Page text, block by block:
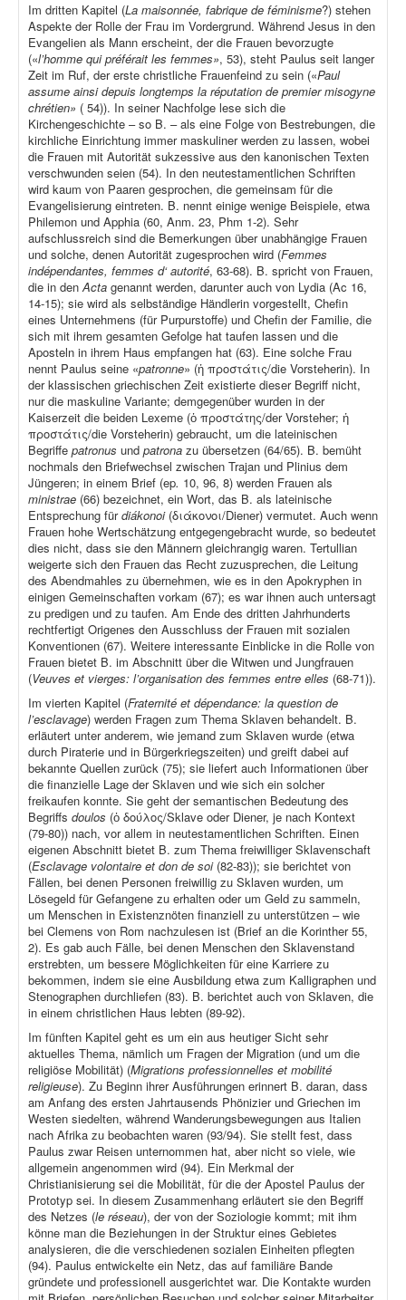
Im dritten Kapitel (La maisonnée, fabrique de féminisme?) stehen
Aspekte der Rolle der Frau im Vordergrund. Während Jesus in den
Evangelien als Mann erscheint, der die Frauen bevorzugte
(«l’homme qui préférait les femmes», 53), steht Paulus seit langer
Zeit im Ruf, der erste christliche Frauenfeind zu sein («Paul
assume ainsi depuis longtemps la réputation de premier misogyne
chrétien» ( 54)). In seiner Nachfolge lese sich die
Kirchengeschichte – so B. – als eine Folge von Bestrebungen, die
kirchliche Einrichtung immer maskuliner werden zu lassen, wobei
die Frauen mit Autorität sukzessive aus den kanonischen Texten
verschwunden seien (54). In den neutestamentlichen Schriften
wird kaum von Paaren gesprochen, die gemeinsam für die
Evangelisierung eintreten. B. nennt einige wenige Beispiele, etwa
Philemon und Apphia (60, Anm. 23, Phm 1-2). Sehr
aufschlussreich sind die Bemerkungen über unabhängige Frauen
und solche, denen Autorität zugesprochen wird (Femmes
indépendantes, femmes d‘ autorité, 63-68). B. spricht von Frauen,
die in denActa genannt werden, darunter auch von Lydia (Ac 16,
14-15); sie wird als selbständige Händlerin vorgestellt, Chefin
eines Unternehmens (für Purpurstoffe) und Chefin der Familie, die
sich mit ihrem gesamten Gefolge hat taufen lassen und die
Aposteln in ihrem Haus empfangen hat (63). Eine solche Frau
nennt Paulus seine «patronne» (ἡ προστάτις/die Vorsteherin). In
der klassischen griechischen Zeit existierte dieser Begriff nicht,
nur die maskuline Variante; demgegenüber wurden in der
Kaiserzeit die beiden Lexeme (ὁ προστάτης/der Vorsteher; ἡ
προστάτις/die Vorsteherin) gebraucht, um die lateinischen
Begriffe patronus und patrona zu übersetzen (64/65). B. bemüht
nochmals den Briefwechsel zwischen Trajan und Plinius dem
Jüngeren; in einem Brief (ep. 10, 96, 8) werden Frauen als
ministrae (66) bezeichnet, ein Wort, das B. als lateinische
Entsprechung fürdiákonoi (διάκονοι/Diener) vermutet. Auch wenn
Frauen hohe Wertschätzung entgegengebracht wurde, so bedeutet
dies nicht, dass sie den Männern gleichrangig waren. Tertullian
weigerte sich den Frauen das Recht zuzusprechen, die Leitung
des Abendmahles zu übernehmen, wie es in den Apokryphen in
einigen Gemeinschaften vorkam (67); es war ihnen auch untersagt
zu predigen und zu taufen. Am Ende des dritten Jahrhunderts
rechtfertigt Origenes den Ausschluss der Frauen mit sozialen
Konventionen (67). Weitere interessante Einblicke in die Rolle von
Frauen bietet B. im Abschnitt über die Witwen und Jungfrauen
(Veuves et vierges: l’organisation des femmes entre elles (68-71)).
Im vierten Kapitel (Fraternité et dépendance: la question de
l’esclavage) werden Fragen zum Thema Sklaven behandelt. B.
erläutert unter anderem, wie jemand zum Sklaven wurde (etwa
durch Piraterie und in Bürgerkriegszeiten) und greift dabei auf
bekannte Quellen zurück (75); sie liefert auch Informationen über
die finanzielle Lage der Sklaven und wie sich ein solcher
freikaufen konnte. Sie geht der semantischen Bedeutung des
Begriffs doulos (ὁ δούλος/Sklave oder Diener, je nach Kontext
(79-80)) nach, vor allem in neutestamentlichen Schriften. Einen
eigenen Abschnitt bietet B. zum Thema freiwilliger Sklavenschaft
(Esclavage volontaire et don de soi(82-83)); sie berichtet von
Fällen, bei denen Personen freiwillig zu Sklaven wurden, um
Lösegeld für Gefangene zu erhalten oder um Geld zu sammeln,
um Menschen in Existenznöten finanziell zu unterstützen – wie
bei Clemens von Rom nachzulesen ist (Brief an die Korinther 55,
2). Es gab auch Fälle, bei denen Menschen den Sklavenstand
erstrebten, um bessere Möglichkeiten für eine Karriere zu
bekommen, indem sie eine Ausbildung etwa zum Kalligraphen und
Stenographen durchliefen (83). B. berichtet auch von Sklaven, die
in einem christlichen Haus lebten (89-92).
Im fünften Kapitel geht es um ein aus heutiger Sicht sehr
aktuelles Thema, nämlich um Fragen der Migration (und um die
religiöse Mobilität) (Migrations professionnelles et mobilité
religieuse). Zu Beginn ihrer Ausführungen erinnert B. daran, dass
am Anfang des ersten Jahrtausends Phönizier und Griechen im
Westen siedelten, während Wanderungsbewegungen aus Italien
nach Afrika zu beobachten waren (93/94). Sie stellt fest, dass
Paulus zwar Reisen unternommen hat, aber nicht so viele, wie
allgemein angenommen wird (94). Ein Merkmal der
Christianisierung sei die Mobilität, für die der Apostel Paulus der
Prototyp sei. In diesem Zusammenhang erläutert sie den Begriff
des Netzes (le réseau), der von der Soziologie kommt; mit ihm
könne man die Beziehungen in der Struktur eines Gebietes
analysieren, die die verschiedenen sozialen Einheiten pflegten
(94). Paulus entwickelte ein Netz, das auf familiäre Bande
gründete und professionell ausgerichtet war. Die Kontakte wurden